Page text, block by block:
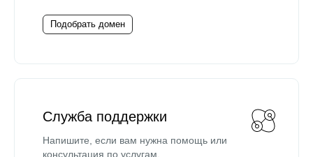
Подобрать домен
Служба поддержки
Напишите, если вам нужна помощь или
консультация по услугам.